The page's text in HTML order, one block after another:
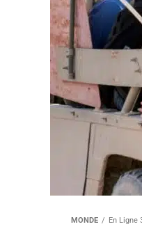
MONDE En Ligne